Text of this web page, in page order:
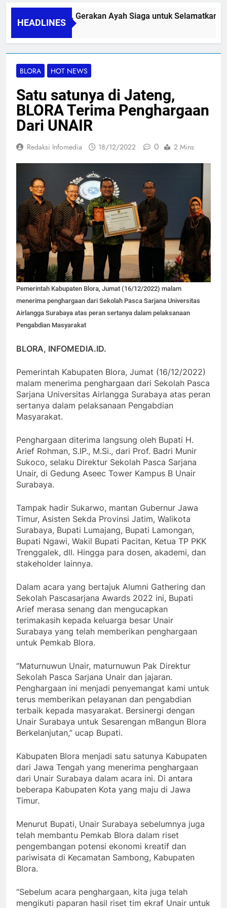
HEADLINES
PAPA SIDINI, Gerakan Ayah Siaga untuk Selamatkan
06/08/2026
BLORA HOT NEWS
Satu satunya di Jateng,
BLORA Terima Penghargaan
Dari UNAIR
Redaksi Infomedia 18/12/2022 0 2 Mins
Pemerintah Kabupaten Blora, Jumat (16/12/2022) malam
menerima penghargaan dari Sekolah Pasca Sarjana Universitas
Airlangga Surabaya atas peran sertanya dalam pelaksanaan
Pengabdian Masyarakat
BLORA, INFOMEDIA.ID.
Pemerintah Kabupaten Blora, Jumat (16/12/2022)
malam menerima penghargaan dari Sekolah Pasca
Sarjana Universitas Airlangga Surabaya atas peran
sertanya dalam pelaksanaan Pengabdian
Masyarakat.
Penghargaan diterima langsung oleh Bupati H.
Arief Rohman, S.IP., M.Si., dari Prof. Badri Munir
Sukoco, selaku Direktur Sekolah Pasca Sarjana
Unair, di Gedung Aseec Tower Kampus B Unair
Surabaya.
Tampak hadir Sukarwo, mantan Gubernur Jawa
Timur, Asisten Sekda Provinsi Jatim, Walikota
Surabaya, Bupati Lumajang, Bupati Lamongan,
Bupati Ngawi, Wakil Bupati Pacitan, Ketua TP PKK
Trenggalek, dll. Hingga para dosen, akademi, dan
stakeholder lainnya.
Dalam acara yang bertajuk Alumni Gathering dan
Sekolah Pascasarjana Awards 2022 ini, Bupati
Arief merasa senang dan mengucapkan
terimakasih kepada keluarga besar Unair
Surabaya yang telah memberikan penghargaan
untuk Pemkab Blora.
“Maturnuwun Unair, maturnuwun Pak Direktur
Sekolah Pasca Sarjana Unair dan jajaran.
Penghargaan ini menjadi penyemangat kami untuk
terus memberikan pelayanan dan pengabdian
terbaik kepada masyarakat. Bersinergi dengan
Unair Surabaya untuk Sesarengan mBangun Blora
Berkelanjutan,” ucap Bupati.
Kabupaten Blora menjadi satu satunya Kabupaten
dari Jawa Tengah yang menerima penghargaan
dari Unair Surabaya dalam acara ini. Di antara
beberapa Kabupaten Kota yang maju di Jawa
Timur.
Menurut Bupati, Unair Surabaya sebelumnya juga
telah membantu Pemkab Blora dalam riset
pengembangan potensi ekonomi kreatif dan
pariwisata di Kecamatan Sambong, Kabupaten
Blora.
“Sebelum acara penghargaan, kita juga telah
mengikuti paparan hasil riset tim ekraf Unair untuk